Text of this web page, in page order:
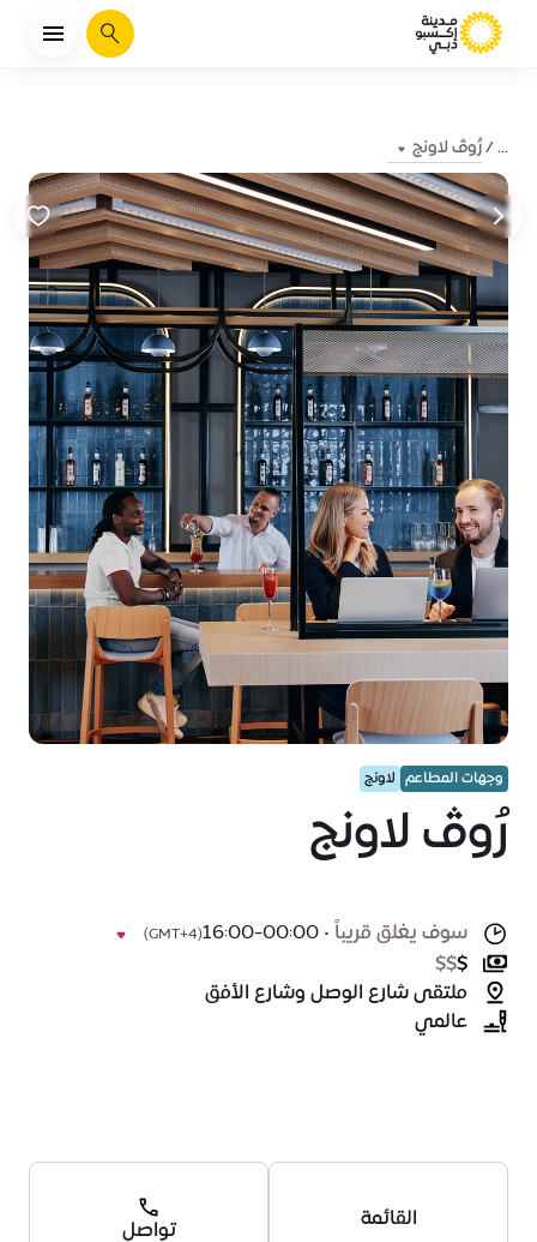
يبحث
... رُوڤ لاونج
وجهات المطاعم لاونج
رُوڤ لاونج
سوف يغلق قريباً •
16:00-00:00
(GMT+4)
$
$
$
ملتقى شارع الوصل وشارع الأفق
عالمي
القائمة تواصل